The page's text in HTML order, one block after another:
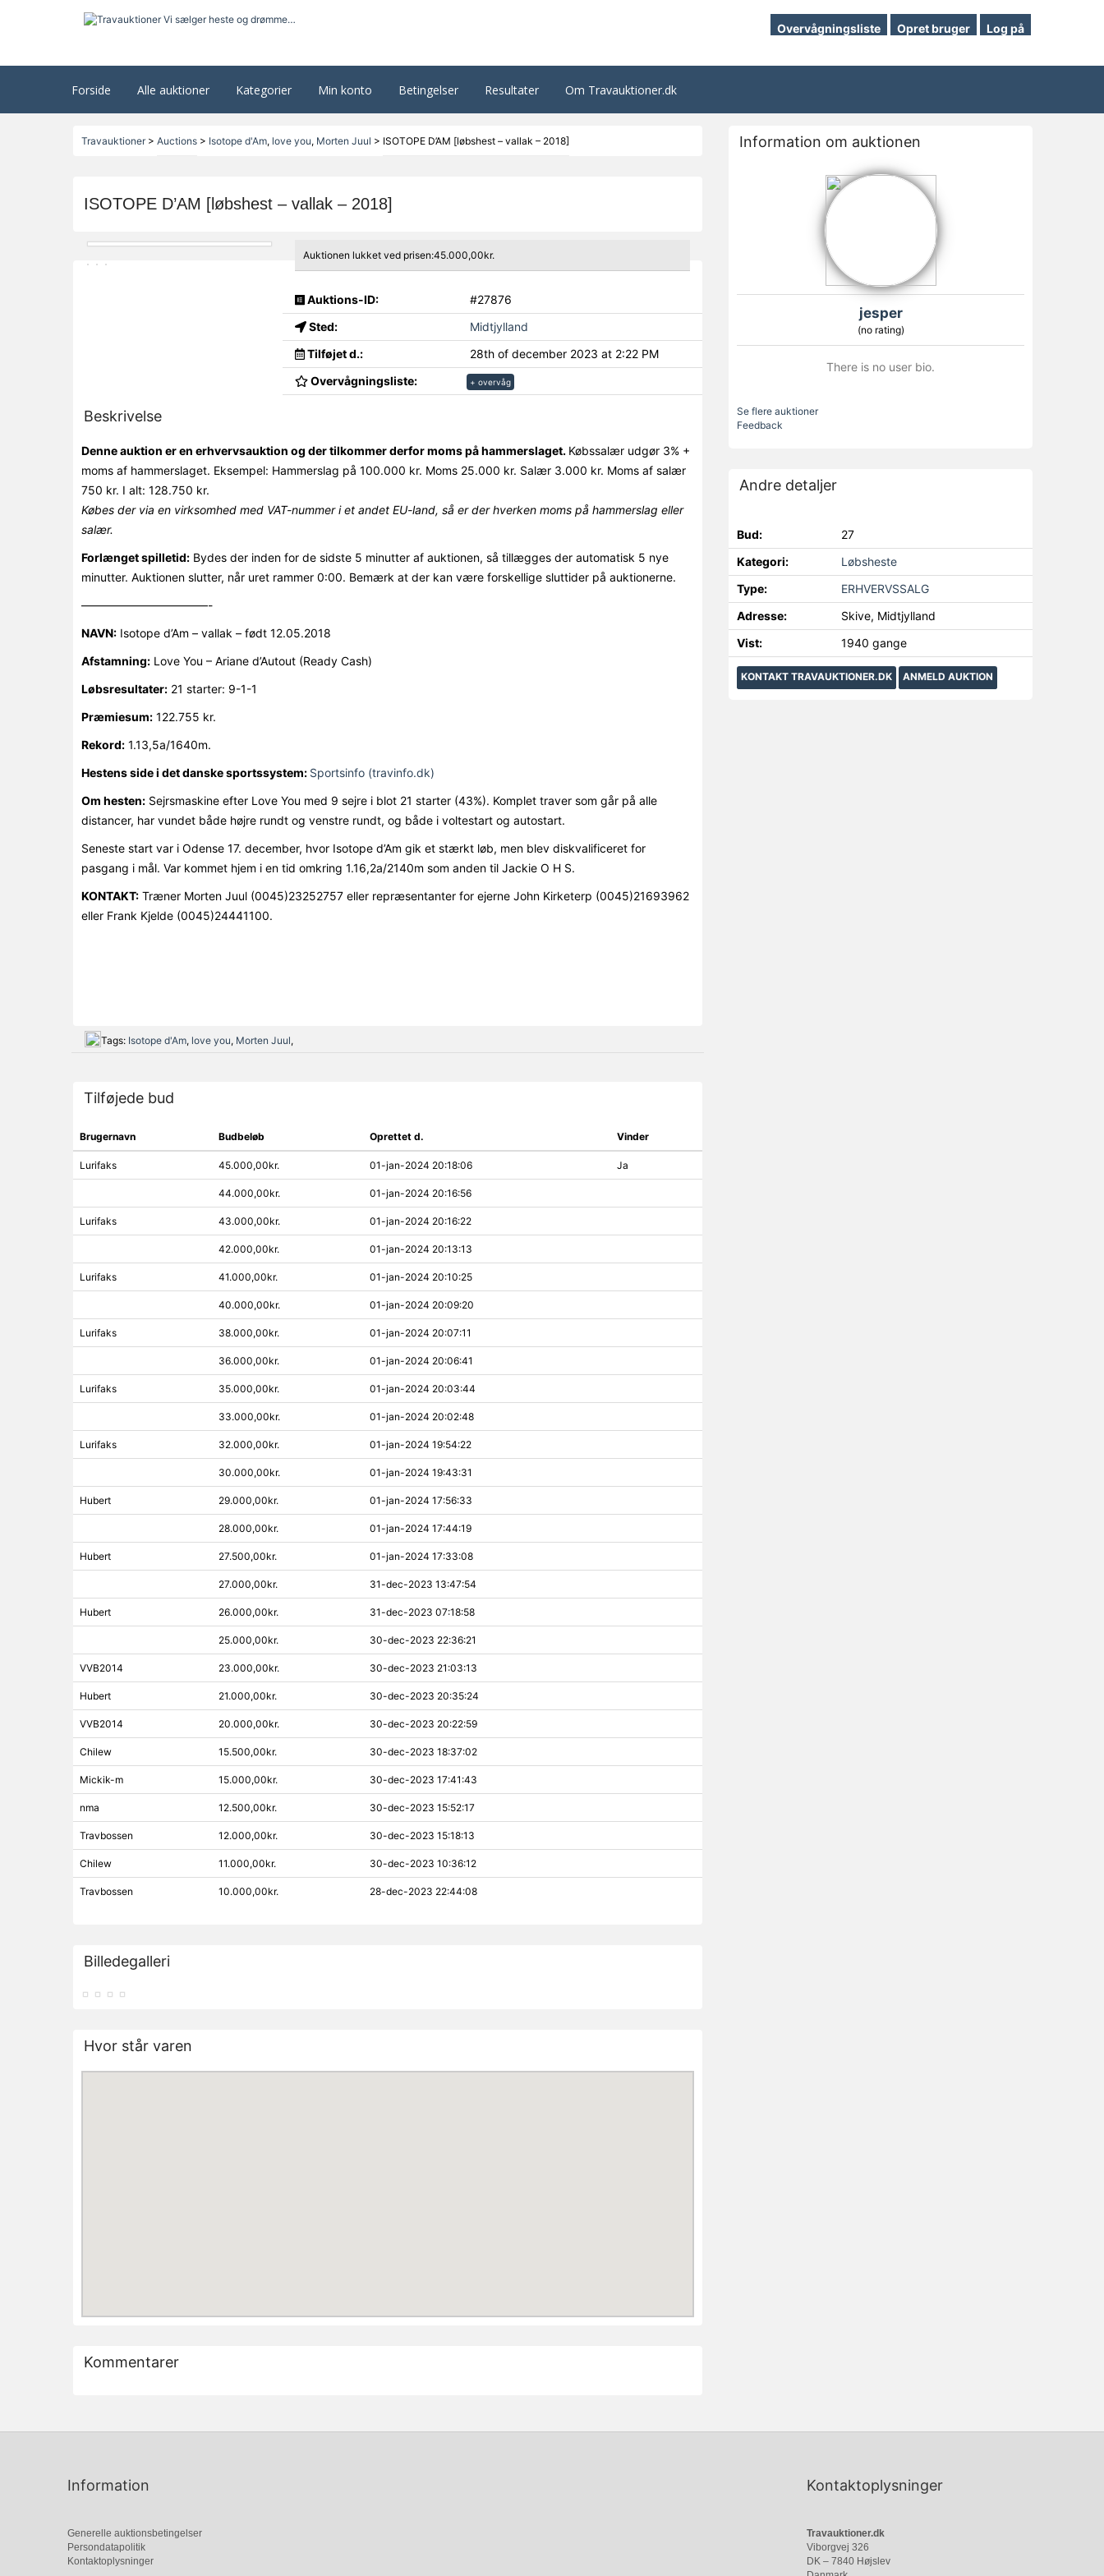
Overvågningsliste Opret bruger Log på
Forside Alle auktioner Kategorier Min konto Betingelser Resultater Om Travauktioner.dk
Travauktioner> Auctions> Isotope d'Am, love you, Morten Juul > ISOTOPE D’AM [løbshest – vallak – 2018]
ISOTOPE D’AM [løbshest – vallak – 2018]
Auktionen lukket ved prisen:45.000,00kr.
Auktions-ID:
#27876
Sted:
Midtjylland
Tilføjet d.:
28th of december 2023 at 2:22 PM
Overvågningsliste:
+ overvåg
Beskrivelse
Denne auktion er en erhvervsauktion og der tilkommer derfor moms på hammerslaget. Købssalær udgør 3% +
moms af hammerslaget. Eksempel: Hammerslag på 100.000 kr. Moms 25.000 kr. Salær 3.000 kr. Moms af salær
750 kr. I alt: 128.750 kr.
Købes der via en virksomhed med VAT-nummer i et andet EU-land, så er der hverken moms på hammerslag eller
salær.
Forlænget spilletid:Bydes der inden for de sidste 5 minutter af auktionen, så tillægges der automatisk 5 nye
minutter. Auktionen slutter, når uret rammer 0:00. Bemærk at der kan være forskellige sluttider på auktionerne.
———————————-
NAVN:Isotope d’Am – vallak – født 12.05.2018
Afstamning:Love You – Ariane d’Autout (Ready Cash)
Løbsresultater:21 starter: 9-1-1
Præmiesum:122.755 kr.
Rekord:1.13,5a/1640m.
Hestens side i det danske sportssystem: Sportsinfo (travinfo.dk)
Om hesten:Sejrsmaskine efter Love You med 9 sejre i blot 21 starter (43%). Komplet traver som går på alle
distancer, har vundet både højre rundt og venstre rundt, og både i voltestart og autostart.
Seneste start var i Odense 17. december, hvor Isotope d’Am gik et stærkt løb, men blev diskvalificeret for
pasgang i mål. Var kommet hjem i en tid omkring 1.16,2a/2140m som anden til Jackie O H S.
KONTAKT:Træner Morten Juul (0045)23252757 eller repræsentanter for ejerne John Kirketerp (0045)21693962
eller Frank Kjelde (0045)24441100.
Tags: Isotope d'Am, love you, Morten Juul,
Tilføjede bud
Brugernavn Budbeløb Oprettet d. Vinder
Lurifaks 45.000,00kr. 01-jan-2024 20:18:06 Ja
44.000,00kr. 01-jan-2024 20:16:56
Lurifaks 43.000,00kr. 01-jan-2024 20:16:22
42.000,00kr. 01-jan-2024 20:13:13
Lurifaks 41.000,00kr. 01-jan-2024 20:10:25
40.000,00kr. 01-jan-2024 20:09:20
Lurifaks 38.000,00kr. 01-jan-2024 20:07:11
36.000,00kr. 01-jan-2024 20:06:41
Lurifaks 35.000,00kr. 01-jan-2024 20:03:44
33.000,00kr. 01-jan-2024 20:02:48
Lurifaks 32.000,00kr. 01-jan-2024 19:54:22
30.000,00kr. 01-jan-2024 19:43:31
Hubert 29.000,00kr. 01-jan-2024 17:56:33
28.000,00kr. 01-jan-2024 17:44:19
Hubert 27.500,00kr. 01-jan-2024 17:33:08
27.000,00kr. 31-dec-2023 13:47:54
Hubert 26.000,00kr. 31-dec-2023 07:18:58
25.000,00kr. 30-dec-2023 22:36:21
VVB2014 23.000,00kr. 30-dec-2023 21:03:13
Hubert 21.000,00kr. 30-dec-2023 20:35:24
VVB2014 20.000,00kr. 30-dec-2023 20:22:59
Chilew 15.500,00kr. 30-dec-2023 18:37:02
Mickik-m 15.000,00kr. 30-dec-2023 17:41:43
nma 12.500,00kr. 30-dec-2023 15:52:17
Travbossen 12.000,00kr. 30-dec-2023 15:18:13
Chilew 11.000,00kr. 30-dec-2023 10:36:12
Travbossen 10.000,00kr. 28-dec-2023 22:44:08
Billedegalleri
Hvor står varen
Kommentarer
Information om auktionen
jesper
(no rating)
There is no user bio.
Se flere auktioner
Feedback
Andre detaljer
Bud:
27
Kategori:
Løbsheste
Type:
ERHVERVSSALG
Adresse:
Skive, Midtjylland
Vist:
1940 gange
KONTAKT TRAVAUKTIONER.DK ANMELD AUKTION
Information
Generelle auktionsbetingelser
Persondatapolitik
Kontaktoplysninger
Kontaktoplysninger
Travauktioner.dk
Viborgvej 326
DK – 7840 Højslev